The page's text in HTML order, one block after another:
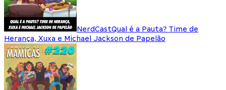
NerdCastQual é a Pauta? Time de
Herança, Xuxa e Michael Jackson de Papelão